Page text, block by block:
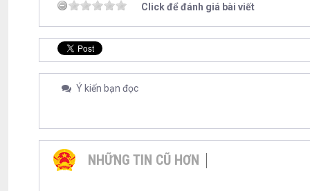
Click để đánh giá bài viết
Ý kiến bạn đọc
NHỮNG TIN CŨ HƠN